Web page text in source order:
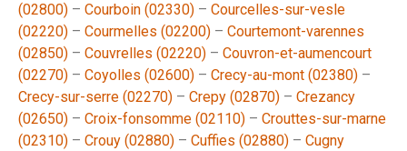
(02800) – Courboin (02330) – Courcelles-sur-vesle
(02220) – Courmelles (02200) – Courtemont-varennes
(02850) – Couvrelles (02220) – Couvron-et-aumencourt
(02270) – Coyolles (02600) – Crecy-au-mont (02380) –
Crecy-sur-serre (02270) – Crepy (02870) – Crezancy
(02650) – Croix-fonsomme (02110) – Crouttes-sur-marne
(02310) – Crouy (02880) – Cuffies (02880) – Cugny